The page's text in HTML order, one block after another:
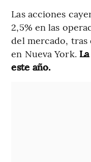
Las acciones
2,5% en las
del mercado, tras
en Nueva York.La
este año.